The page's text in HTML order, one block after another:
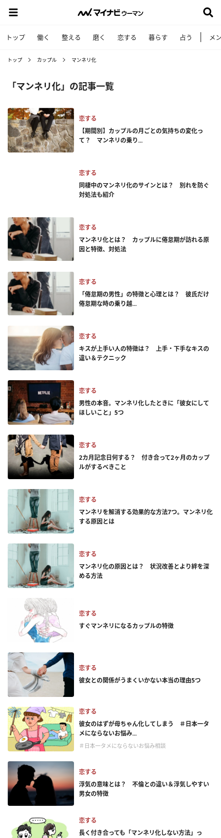
トップ 働く 整える 磨く 恋する 暮らす 占う メ
トップ カップル マンネリ化
「マンネリ化」の記事一覧
恋する
【期間別】カップルの月ごとの気持ちの変化っ
て？ マンネリの乗り...
恋する
同棲中のマンネリ化のサインとは？ 別れを防ぐ
対処法も紹介
恋する
マンネリ化とは？ カップルに倦怠期が訪れる原
因と特徴、対処法
恋する
「倦怠期の男性」の特徴と心理とは？ 彼氏だけ
倦怠期な時の乗り越...
恋する
キスが上手い人の特徴は？ 上手・下手なキスの
違い＆テクニック
恋する
男性の本音。マンネリ化したときに「彼女にして
ほしいこと」5つ
恋する
2カ月記念日何する？ 付き合って2ヶ月のカップ
ルがするべきこと
恋する
マンネリを解消する効果的な方法7つ。マンネリ化
する原因とは
恋する
マンネリ化の原因とは？ 状況改善とより絆を深
める方法
恋する
すぐマンネリになるカップルの特徴
恋する
彼女との関係がうまくいかない本当の理由5つ
恋する
彼女のはずが母ちゃん化してしまう ＃日本一タ
メにならないお悩み...
＃日本一タメにならないお悩み相談
恋する
浮気の意味とは？ 不倫との違い＆浮気しやすい
男女の特徴
恋する
長く付き合っても「マンネリ化しない方法」っ